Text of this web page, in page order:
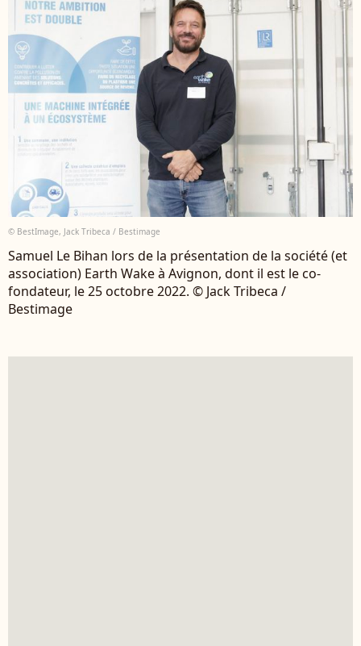
© BestImage, Jack Tribeca / Bestimage
Samuel Le Bihan lors de la présentation de la société (et
association) Earth Wake à Avignon, dont il est le co-
fondateur, le 25 octobre 2022. © Jack Tribeca /
Bestimage